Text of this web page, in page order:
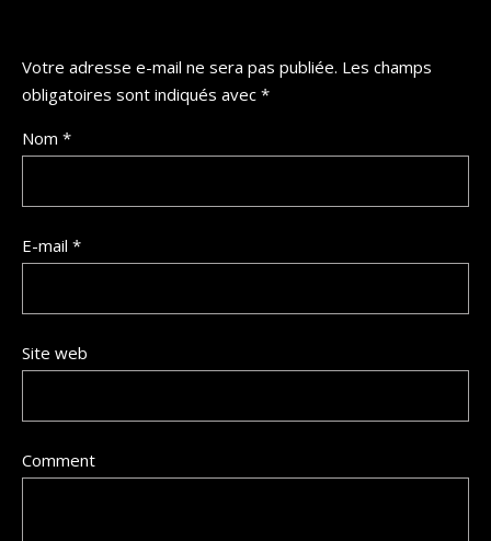
Votre adresse e-mail ne sera pas publiée. Les champs
obligatoires sont indiqués avec *
Nom *
E-mail *
Site web
Comment